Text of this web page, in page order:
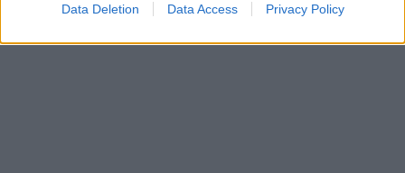
Data Deletion Data Access Privacy Policy